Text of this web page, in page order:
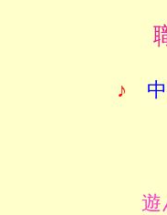
♪
遊